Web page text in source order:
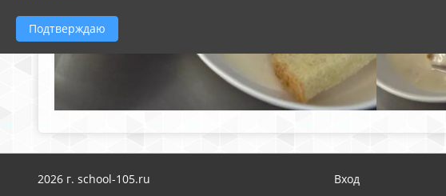
2026 г. school-105.ru Вход
Подтверждаю